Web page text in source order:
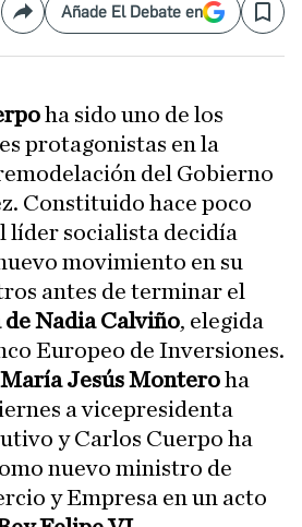
CompartirAñade El Debate en Save
ha sido uno de los
protagonistas en la
del Gobierno
Constituido hace poco
líder socialista decidía
movimiento en su
antes de terminar el
de Nadia Calviño, elegida
Europeo de Inversiones.
María Jesús Monteroha
a vicepresidenta
y Carlos Cuerpo ha
nuevo ministro de
y Empresa en un acto